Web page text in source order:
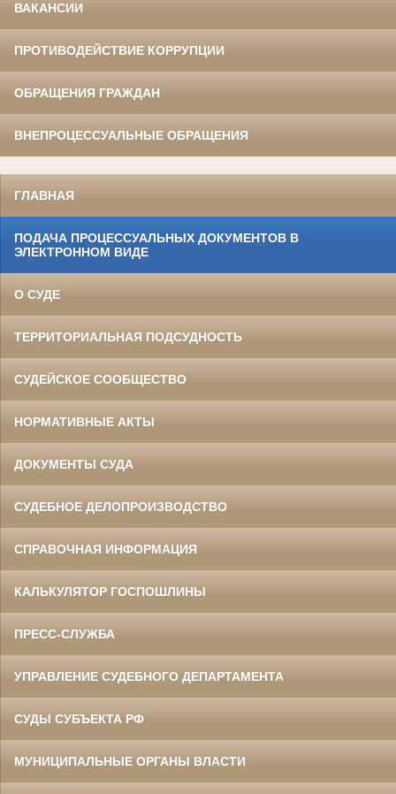
ВАКАНСИИ
ПРОТИВОДЕЙСТВИЕ КОРРУПЦИИ
ОБРАЩЕНИЯ ГРАЖДАН
ВНЕПРОЦЕССУАЛЬНЫЕ ОБРАЩЕНИЯ
ГЛАВНАЯ
ПОДАЧА ПРОЦЕССУАЛЬНЫХ ДОКУМЕНТОВ В
ЭЛЕКТРОННОМ ВИДЕ
О СУДЕ
ТЕРРИТОРИАЛЬНАЯ ПОДСУДНОСТЬ
СУДЕЙСКОЕ СООБЩЕСТВО
НОРМАТИВНЫЕ АКТЫ
ДОКУМЕНТЫ СУДА
СУДЕБНОЕ ДЕЛОПРОИЗВОДСТВО
СПРАВОЧНАЯ ИНФОРМАЦИЯ
КАЛЬКУЛЯТОР ГОСПОШЛИНЫ
ПРЕСС-СЛУЖБА
УПРАВЛЕНИЕ СУДЕБНОГО ДЕПАРТАМЕНТА
СУДЫ СУБЪЕКТА РФ
МУНИЦИПАЛЬНЫЕ ОРГАНЫ ВЛАСТИ